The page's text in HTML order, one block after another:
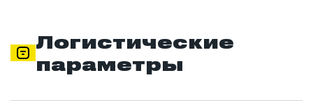
Логистические
параметры